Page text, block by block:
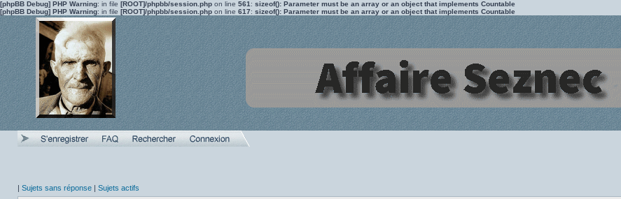
[phpBB Debug] PHP Warning: in file [ROOT]/phpbb/session.php on line 561 : sizeof(): Parameter must be an array or an object that implements Countable
[phpBB Debug] PHP Warning: in file [ROOT]/phpbb/session.php on line 617: sizeof(): Parameter must be an array or an object that implements Countable
| Sujets sans réponse | Sujets actifs